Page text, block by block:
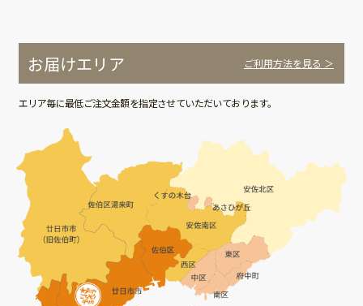
お届けエリア ご利用方法を見る ＞
エリア毎に最低ご注文金額を指定させていただいております。